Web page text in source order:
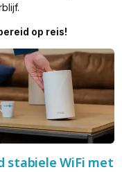
op reis!
stabiele WiFi met